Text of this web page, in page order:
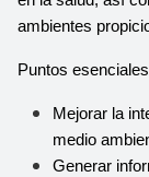
ambientes
Puntos
Mejorar la
medio
Generar